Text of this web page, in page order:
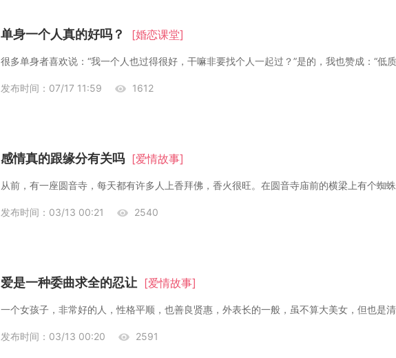
单身一个人真的好吗？ [婚恋课堂]
很多单身者喜欢说：“我一个人也过得很好，干嘛非要找个人一起过？”是的，我也赞成：“低
发布时间：07/17 11:59 1612
感情真的跟缘分有关吗 [爱情故事]
发布时间：03/13 00:21 2540
爱是一种委曲求全的忍让 [爱情故事]
发布时间：03/13 00:20 2591